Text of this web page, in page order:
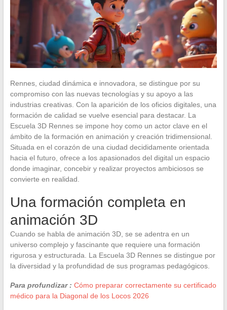
Rennes, ciudad dinámica e innovadora, se distingue por su
compromiso con las nuevas tecnologías y su apoyo a las
industrias creativas. Con la aparición de los oficios digitales, una
formación de calidad se vuelve esencial para destacar. La
Escuela 3D Rennes se impone hoy como un actor clave en el
ámbito de la formación en animación y creación tridimensional.
Situada en el corazón de una ciudad decididamente orientada
hacia el futuro, ofrece a los apasionados del digital un espacio
donde imaginar, concebir y realizar proyectos ambiciosos se
convierte en realidad.
Una formación completa en
animación 3D
Cuando se habla de animación 3D, se se adentra en un
universo complejo y fascinante que requiere una formación
rigurosa y estructurada. La Escuela 3D Rennes se distingue por
la diversidad y la profundidad de sus programas pedagógicos.
Para profundizar : Cómo preparar correctamente su certificado
médico para la Diagonal de los Locos 2026